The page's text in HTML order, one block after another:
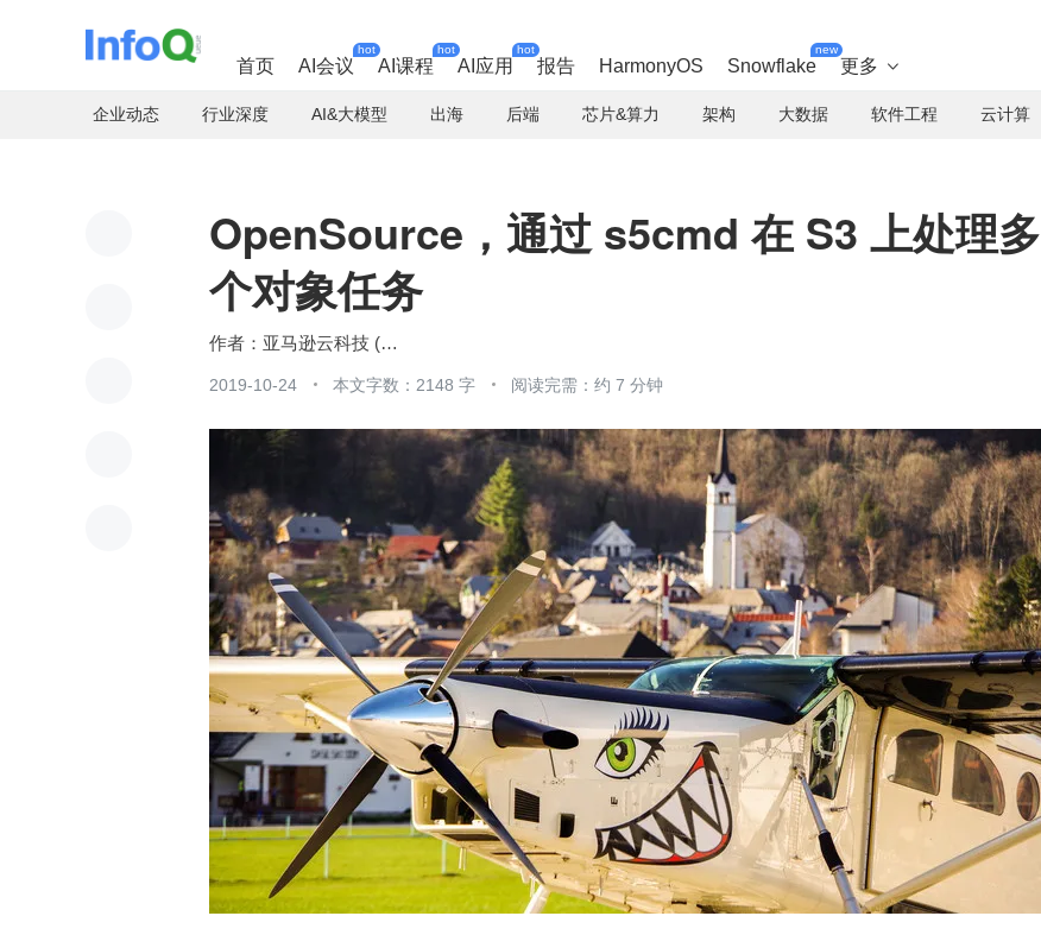
首页 AI会议
hot
AI课程
hot
AI应用
hot
报告 HarmonyOS Snowflake
new
更多 
企业动态 行业深度 AI&大模型 出海 后端 芯片&算力 架构 大数据 软件工程 云计算
OpenSource，通过 s5cmd 在 S3 上处理多
个对象任务
亚马逊云科技 (Amazon Web Services）
2019-10-24 本文字数：2148 字 阅读完需：约 7 分钟